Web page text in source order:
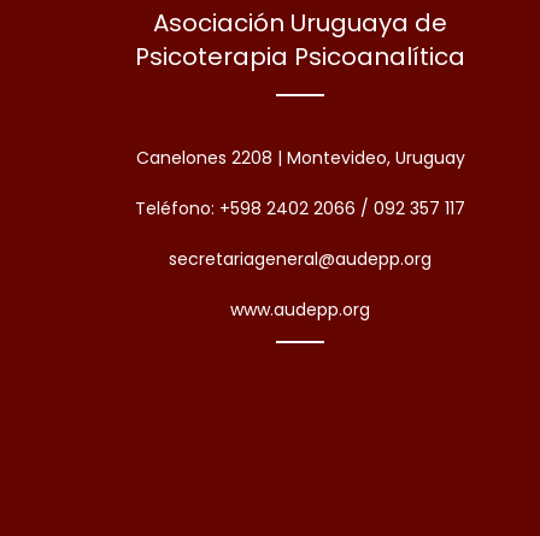
Asociación Uruguaya de
Psicoterapia Psicoanalítica
Canelones 2208 | Montevideo, Uruguay
Teléfono: +598 2402 2066 / 092 357 117
secretariageneral@audepp.org
www.audepp.org